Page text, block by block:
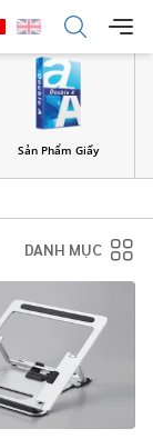
Sản Phẩm Giấy
DANH MỤC